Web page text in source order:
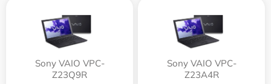
Sony VAIO VPC-
Z23Q9R
Sony VAIO VPC-
Z23A4R